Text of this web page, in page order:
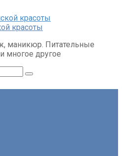
красоты
маникюр. Питательные
многое другое